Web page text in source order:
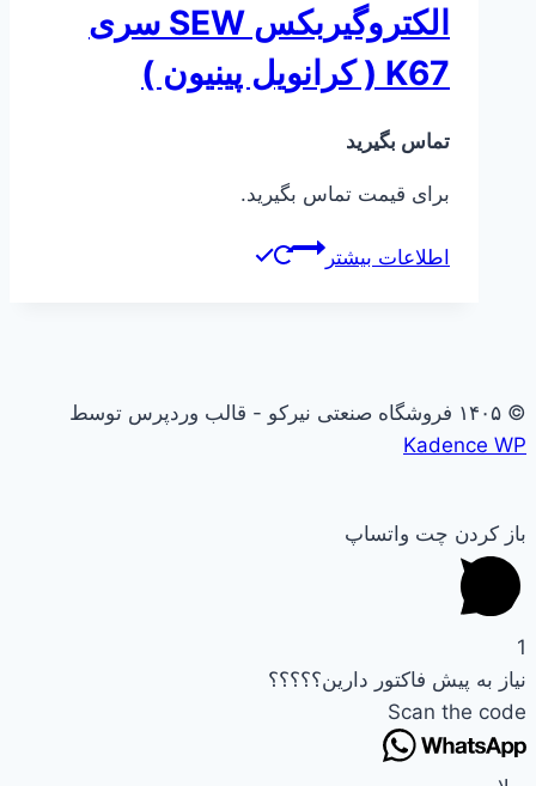
الکتروگیربکس SEW سری
K67 ( کرانویل پینیون )
تماس بگیرید
برای قیمت تماس بگیرید.
اطلاعات بیشتر
© ۱۴۰۵ فروشگاه صنعتی نیرکو - قالب وردپرس توسط
Kadence WP
باز کردن چت واتساپ
1
نیاز به پیش فاکتور دارین؟؟؟؟؟
Scan the code